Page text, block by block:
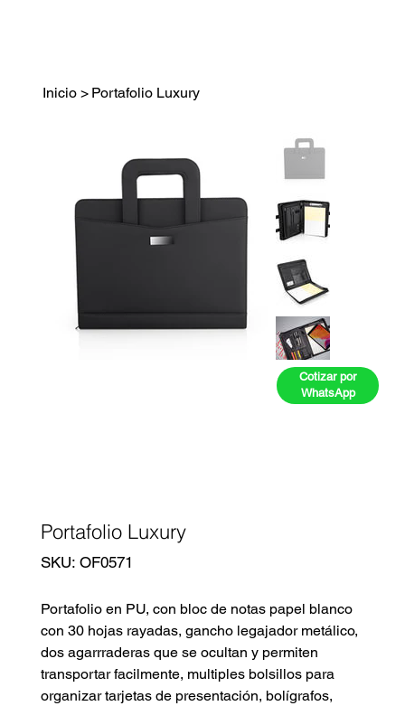
Inicio > Portafolio Luxury
Portafolio Luxury
SKU: SKU
OF0571
OF0571
Portafolio en PU, con bloc de notas papel blanco
con 30 hojas rayadas, gancho legajador metálico,
dos agarrraderas que se ocultan y permiten
transportar facilmente, multiples bolsillos para
organizar tarjetas de presentación, bolígrafos,
Cotizar por
WhatsApp